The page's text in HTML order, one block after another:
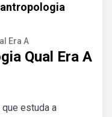
Era A
Qual Era A
estuda a